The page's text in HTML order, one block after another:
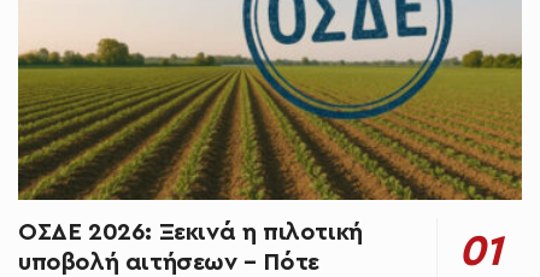
ΟΣΔΕ 2026: Ξεκινά η πιλοτική
υποβολή αιτήσεων – Πότε